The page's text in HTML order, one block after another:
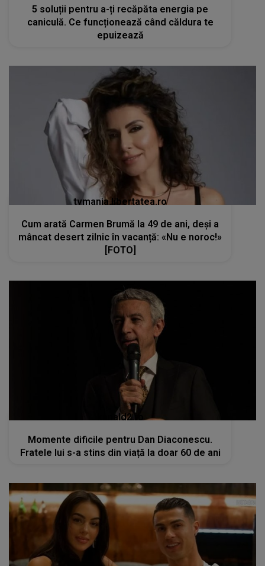
5 soluții pentru a-ți recăpăta energia pe
caniculă. Ce funcționează când căldura te
epuizează
tvmania.libertatea.ro
Cum arată Carmen Brumă la 49 de ani, deși a
mâncat desert zilnic în vacanță: «Nu e noroc!»
[FOTO]
kanald2.ro
Momente dificile pentru Dan Diaconescu.
Fratele lui s-a stins din viață la doar 60 de ani